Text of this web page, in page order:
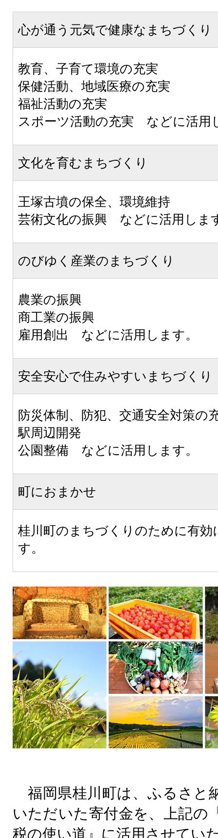
心が通う元気で健康なまちづくり
教育、子育て環境の充実
保健活動、地域医療の充実
福祉活動の充実
スポーツ活動の充実 などに活用
文化を育むまちづくり
王塚古墳の保全、環境維持
芸術文化の振興 などに活用しま
のびゆく産業のまちづくり
農業の振興
商工業の振興
雇用創出 などに活用します。
安全安心で住みやすいまちづくり
防災体制、防犯、交通安全対策の
駅周辺開発
公園整備 などに活用します。
町におまかせ
桂川町のまちづくりのために有効
す。
福岡県桂川町は、ふるさと
いただいた寄付金を、上記の
税の使い道』に活用させてい